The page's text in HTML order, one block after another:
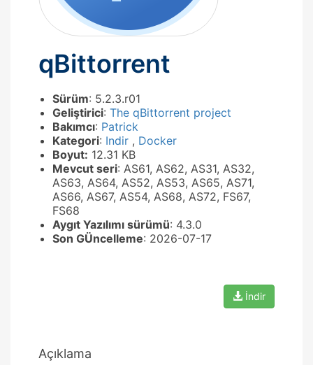
qBittorrent
Sürüm: 5.2.3.r01
Geliştirici: The qBittorrent project
Bakımcı: Patrick
Kategori: Indir , Docker
Boyut: 12.31 KB
Mevcut seri: AS61, AS62, AS31, AS32,
AS63, AS64, AS52, AS53, AS65, AS71,
AS66, AS67, AS54, AS68, AS72, FS67,
FS68
Aygıt Yazılımı sürümü: 4.3.0
Son GÜncelleme: 2026-07-17
İndir
Açıklama